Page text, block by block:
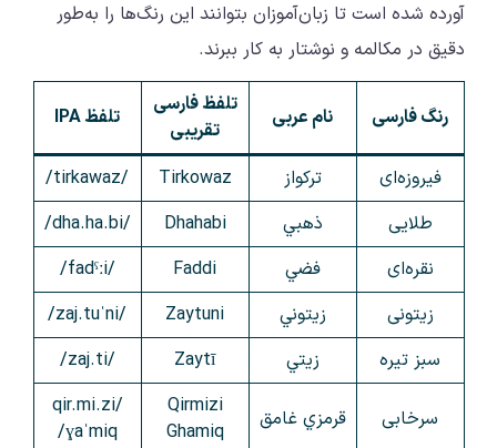
آورده شده است تا زبان‌آموزان بتوانند این رنگ‌ها را به‌طور
دقیق در مکالمه و نوشتار به کار ببرند.
رنگ فارسی نام عربی
تلفظ فارسی
تقریبی
تلفظ IPA
فیروزه‌ای تركواز Tirkowaz
/tirkawaz/
طلایی
ذهبي Dhahabi
/dha.ha.bi/
نقره‌ای
فضي Faddi
/fadˤːi/
زیتونی
زيتوني Zaytuni
/zaj.tuˈni/
سبز تیره
زيتي Zaytī
/zaj.ti/
سرخابی قرمزي غامق
Qirmizi
Ghamiq
/qir.mi.zi
ɣaˈmiq/